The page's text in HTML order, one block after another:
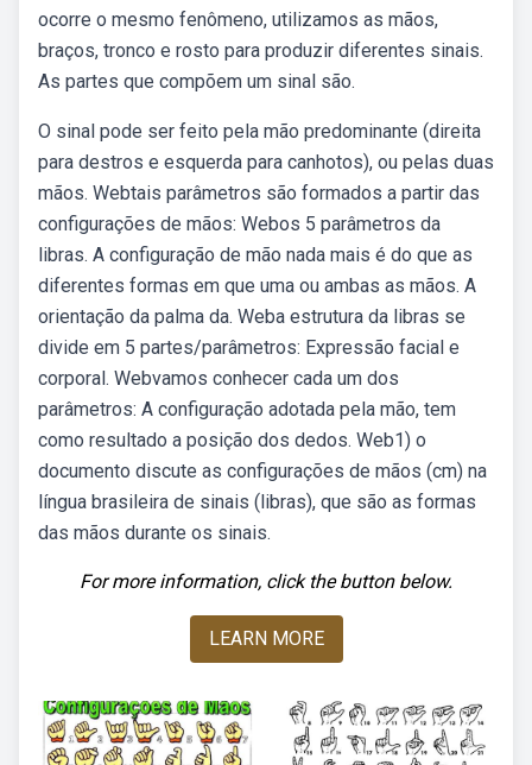
ocorre o mesmo fenômeno, utilizamos as mãos,
braços, tronco e rosto para produzir diferentes sinais.
As partes que compõem um sinal são.
O sinal pode ser feito pela mão predominante (direita
para destros e esquerda para canhotos), ou pelas duas
mãos. Webtais parâmetros são formados a partir das
configurações de mãos: Webos 5 parâmetros da
libras. A configuração de mão nada mais é do que as
diferentes formas em que uma ou ambas as mãos. A
orientação da palma da. Weba estrutura da libras se
divide em 5 partes/parâmetros: Expressão facial e
corporal. Webvamos conhecer cada um dos
parâmetros: A configuração adotada pela mão, tem
como resultado a posição dos dedos. Web1) o
documento discute as configurações de mãos (cm) na
língua brasileira de sinais (libras), que são as formas
das mãos durante os sinais.
For more information, click the button below.
LEARN MORE